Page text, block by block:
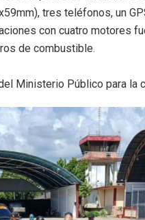
tres teléfonos, un
con cuatro motores
de combustible.
Ministerio Público para la